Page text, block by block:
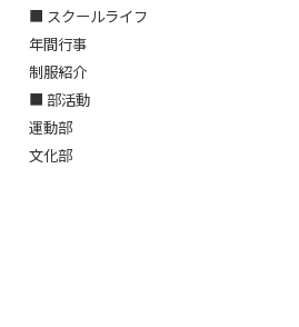
■ スクールライフ
年間行事
制服紹介
■ 部活動
運動部
文化部